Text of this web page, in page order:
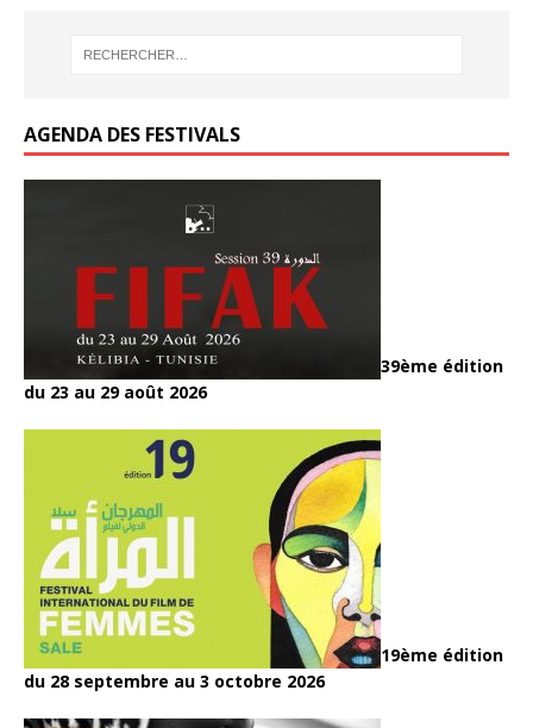
AGENDA DES FESTIVALS
39ème édition
du 23 au 29 août 2026
19ème édition
du 28 septembre au 3 octobre 2026